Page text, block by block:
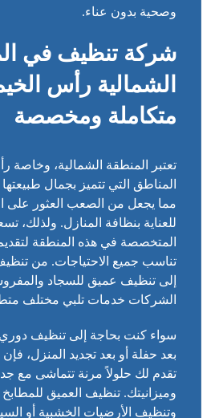
وصحية بدون عناء.
شركة تنظيف في
الشمالية رأس
متكاملة ومخصصة
تعتبر المنطقة الشمالية، وخاصة
المناطق التي تتميز بجمال
مما يجعل من الصعب العثور على
للعناية بنظافة المنازل.
المتخصصة في هذه المنطقة
تناسب جميع الاحتياجات. من
إلى تنظيف عميق للسجاد
الشركات خدمات تلبي مختلف
سواء كنت بحاجة إلى تنظيف
بعد حفلة أو بعد تجديد المنزل،
تقدم لك حلولاً مرنة تتماشى مع
وميزانيتك. تنظيف العميق
وتنظيف الأرضيات الخشبية أو